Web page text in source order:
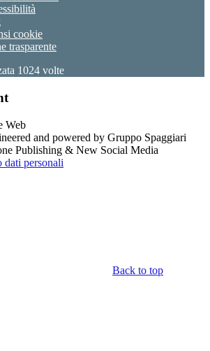
cookie
trasparente
1024 volte
and powered by Gruppo Spaggiari
Publishing & New Social Media
dati personali
Back to top